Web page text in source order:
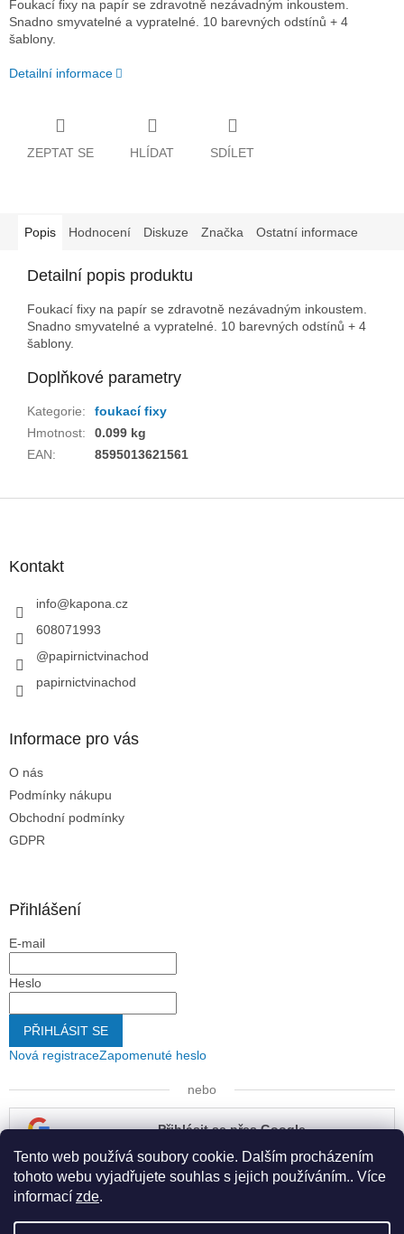
Tento web používá soubory cookie. Dalším procházením
tohoto webu vyjadřujete souhlas s jejich používáním.. Více
informací zde.
Foukací fixy na papír se zdravotně nezávadným inkoustem.
Snadno smyvatelné a vypratelné. 10 barevných odstínů + 4
šablony.
Detailní informace
ZEPTAT SE HLÍDAT SDÍLET
Popis Hodnocení Diskuze Značka Ostatní informace
Detailní popis produktu
Foukací fixy na papír se zdravotně nezávadným inkoustem.
Snadno smyvatelné a vypratelné. 10 barevných odstínů + 4
šablony.
Doplňkové parametry
Kategorie:
foukací fixy
Hmotnost:
0.099 kg
EAN: 8595013621561
Kontakt
info@kapona.cz
608071993
@papirnictvinachod
papirnictvinachod
Informace pro vás
O nás
Podmínky nákupu
Obchodní podmínky
GDPR
Přihlášení
E-mail
Heslo
PŘIHLÁSIT SE
Nová registraceZapomenuté heslo
nebo
Přihlásit se přes Google
Přihlásit se přes Seznam